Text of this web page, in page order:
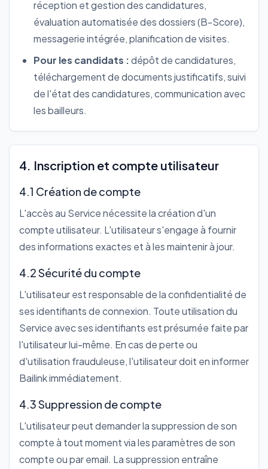
réception et gestion des candidatures,
évaluation automatisée des dossiers (B-Score),
messagerie intégrée, planification de visites.
Pour les candidats :dépôt de candidatures,
téléchargement de documents justificatifs, suivi
de l'état des candidatures, communication avec
les bailleurs.
4. Inscription et compte utilisateur
4.1 Création de compte
L'accès au Service nécessite la création d'un
compte utilisateur. L'utilisateur s'engage à fournir
des informations exactes et à les maintenir à jour.
4.2 Sécurité du compte
L'utilisateur est responsable de la confidentialité de
ses identifiants de connexion. Toute utilisation du
Service avec ses identifiants est présumée faite par
l'utilisateur lui-même. En cas de perte ou
d'utilisation frauduleuse, l'utilisateur doit en informer
Bailink immédiatement.
4.3 Suppression de compte
L'utilisateur peut demander la suppression de son
compte à tout moment via les paramètres de son
compte ou par email. La suppression entraîne